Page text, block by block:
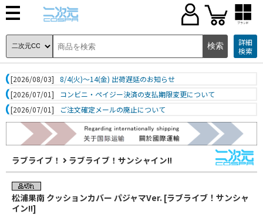
ブランド
詳細
検索
[2026/08/03]
8/4(火)～14(金) 出荷遅延のお知らせ
[2026/07/01]
コンビニ・ペイジー決済の支払期限変更について
[2026/07/01]
ご注文確定メールの廃止について
ラブライブ！ ラブライブ！サンシャイン!!
松浦果南 クッションカバー パジャマVer. [ラブライブ！サンシャ
イン!!]